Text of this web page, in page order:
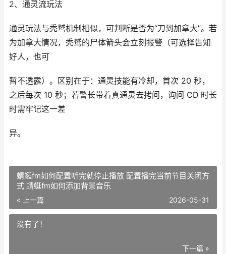
2、通灵流玩法​
通灵玩法与秃鹫机制相似，可判断是否为“刀到加拿大”。若
为加拿大情况，秃鹫的尸体箭头会立刻报警（可选择告知
好人，也可
暂不透露）。区别在于：通灵技能有冷却，首次 20 秒，
之后每次 10 秒；若警长带着真通灵去拷问，询问 CD 时长
时需牢记这一差
异。
蜻蜓fm如何配置听完就停止播放 配置播完当前节目关闭方
式 蜻蜓fm如何添加背景音乐
« 上一篇 2026-05-31
没有了！
下一篇 »